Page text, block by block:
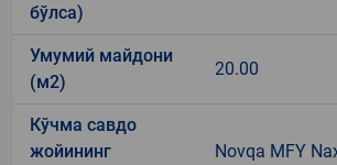
бўлса)
Умумий майдони
(м2)
20.00
Кўчма савдо
жойининг
Novqa MFY